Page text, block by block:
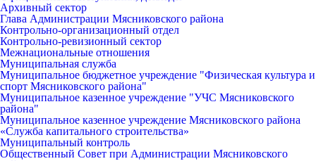
Архивный сектор
Глава Администрации Мясниковского района
Контрольно-организационный отдел
Контрольно-ревизионный сектор
Межнациональные отношения
Муниципальная служба
Муниципальное бюджетное учреждение "Физическая культура и
спорт Мясниковского района"
Муниципальное казенное учреждение "УЧС Мясниковского
района"
Муниципальное казенное учреждение Мясниковского района
«Служба капитального строительства»
Муниципальный контроль
Общественный Совет при Администрации Мясниковского